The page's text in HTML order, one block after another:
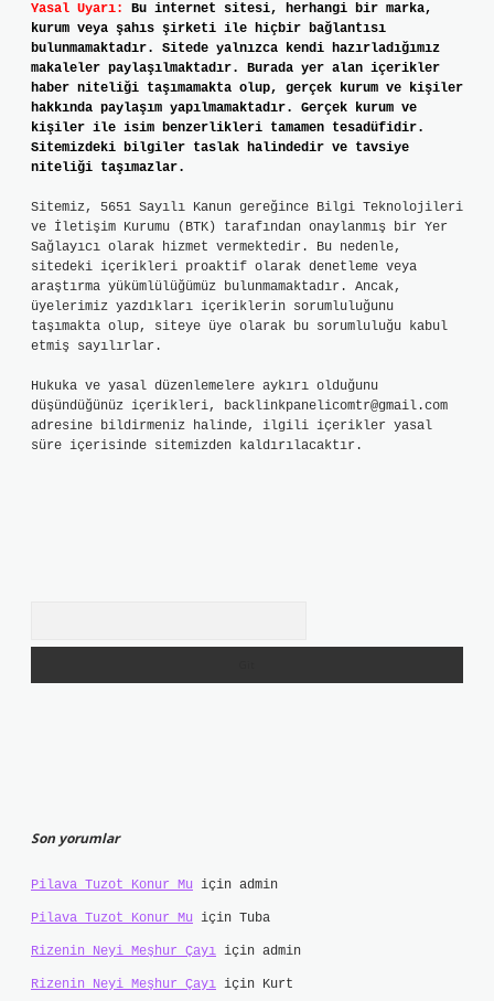
Yasal Uyarı:
Bu internet sitesi, herhangi bir marka,
kurum veya şahıs şirketi ile hiçbir bağlantısı
bulunmamaktadır. Sitede yalnızca kendi hazırladığımız
makaleler paylaşılmaktadır. Burada yer alan içerikler
haber niteliği taşımamakta olup, gerçek kurum ve kişiler
hakkında paylaşım yapılmamaktadır. Gerçek kurum ve
kişiler ile isim benzerlikleri tamamen tesadüfidir.
Sitemizdeki bilgiler taslak halindedir ve tavsiye
niteliği taşımazlar.
Sitemiz, 5651 Sayılı Kanun gereğince Bilgi Teknolojileri
ve İletişim Kurumu (BTK) tarafından onaylanmış bir Yer
Sağlayıcı olarak hizmet vermektedir. Bu nedenle,
sitedeki içerikleri proaktif olarak denetleme veya
araştırma yükümlülüğümüz bulunmamaktadır. Ancak,
üyelerimiz yazdıkları içeriklerin sorumluluğunu
taşımakta olup, siteye üye olarak bu sorumluluğu kabul
etmiş sayılırlar.
Hukuka ve yasal düzenlemelere aykırı olduğunu
düşündüğünüz içerikleri, backlinkpanelicomtr@gmail.com
adresine bildirmeniz halinde, ilgili içerikler yasal
süre içerisinde sitemizden kaldırılacaktır.
Son yorumlar
Pilava Tuzot Konur Mu için admin
Pilava Tuzot Konur Mu için Tuba
Rizenin Neyi Meşhur Çayı için admin
Rizenin Neyi Meşhur Çayı için Kurt